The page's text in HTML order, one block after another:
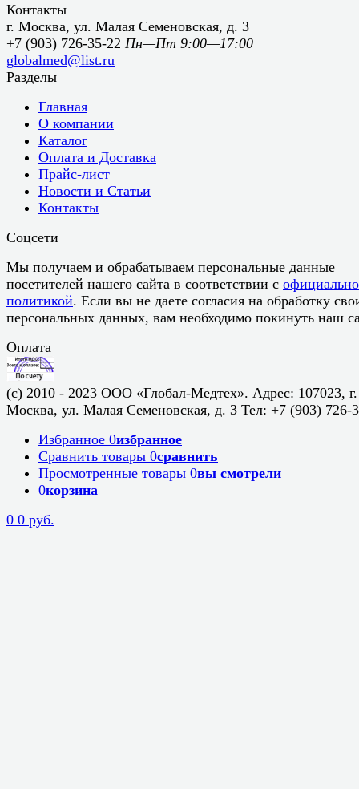
Контакты
г. Москва, ул. Малая Семеновская, д. 3
+7 (903) 726-35-22 Пн—Пт 9:00—17:00
globalmed@list.ru
Разделы
Главная
О компании
Каталог
Оплата и Доставка
Прайс-лист
Новости и Статьи
Контакты
Соцсети
Мы получаем и обрабатываем персональные данные
посетителей нашего сайта в соответствии с
политикой. Если вы не даете согласия на обработку
персональных данных, вам необходимо покинуть наш
Оплата
(c) 2010 - 2023 ООО «Глобал-Медтех». Адрес: 107023, г.
Москва, ул. Малая Семеновская, д. 3 Тел: +7 (903) 726-
Избранное 0избранное
Сравнить товары 0сравнить
Просмотренные товары 0вы смотрели
0корзина
0 0 руб.